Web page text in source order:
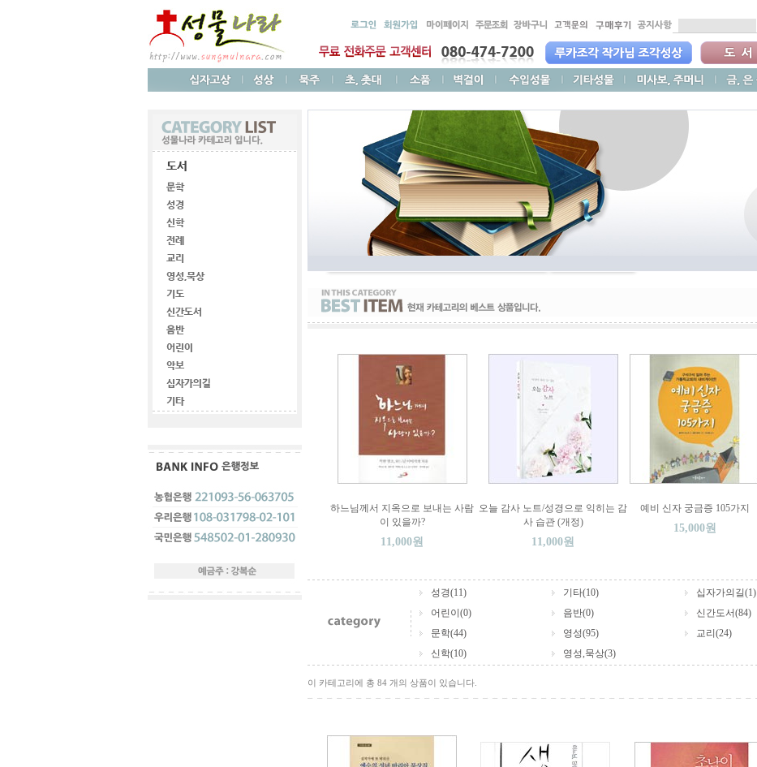
하느님께서 지옥으로 보내는 사람
이 있을까?
11,000원
오늘 감사 노트/성경으로 익히는 감
사 습관 (개정)
11,000원
예비 신자 궁금증 105가지
15,000원
성경(11) 기타(10) 십자가의길(1)
어린이(0)
음반(0) 신간도서(84)
문학(44)
영성(95) 교리(24)
신학(10)
영성,묵상(3)
이 카테고리에 총 84 개의 상품이 있습니다.